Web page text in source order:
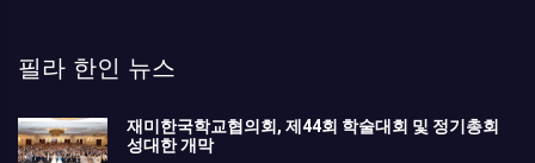
필라 한인 뉴스
재미한국학교협의회, 제44회 학술대회 및 정기총회
성대한 개막